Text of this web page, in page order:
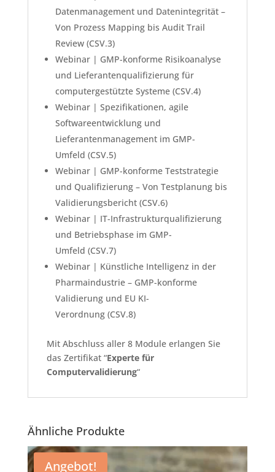
Datenmanagement und Datenintegrität –
Von Prozess Mapping bis Audit Trail
Review (CSV.3)
Webinar | GMP-konforme Risikoanalyse
und Lieferantenqualifizierung für
computergestützte Systeme (CSV.4)
Webinar | Spezifikationen, agile
Softwareentwicklung und
Lieferantenmanagement im GMP-
Umfeld (CSV.5)
Webinar | GMP-konforme Teststrategie
und Qualifizierung – Von Testplanung bis
Validierungsbericht (CSV.6)
Webinar | IT-Infrastrukturqualifizierung
und Betriebsphase im GMP-
Umfeld (CSV.7)
Webinar | Künstliche Intelligenz in der
Pharmaindustrie – GMP-konforme
Validierung und EU KI-
Verordnung (CSV.8)
Mit Abschluss aller 8 Module erlangen Sie
das Zertifikat “Experte für
Computervalidierung“
Ähnliche Produkte
Angebot!